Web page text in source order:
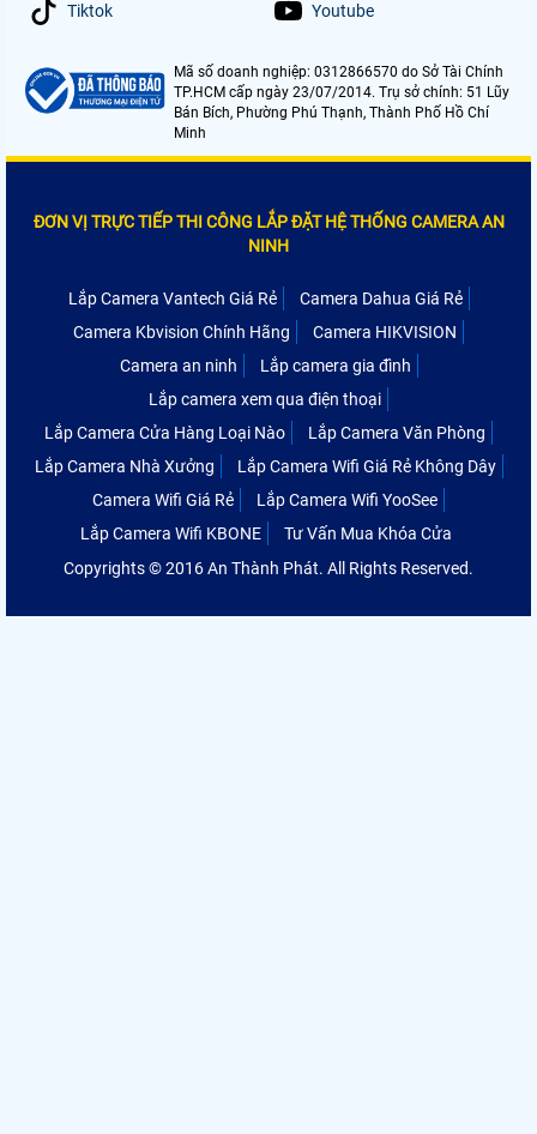
Tiktok Youtube
Mã số doanh nghiệp: 0312866570 do Sở Tài Chính
TP.HCM cấp ngày 23/07/2014. Trụ sở chính: 51 Lũy
Bán Bích, Phường Phú Thạnh, Thành Phố Hồ Chí
Minh
ĐƠN VỊ TRỰC TIẾP THI CÔNG LẮP ĐẶT HỆ THỐNG CAMERA AN
NINH
Lắp Camera Vantech Giá Rẻ
Camera Dahua Giá Rẻ
Camera Kbvision Chính Hãng
Camera HIKVISION
Camera an ninh
Lắp camera gia đình
Lắp camera xem qua điện thoại
Lắp Camera Cửa Hàng Loại Nào
Lắp Camera Văn Phòng
Lắp Camera Nhà Xưởng
Lắp Camera Wifi Giá Rẻ Không Dây
Camera Wifi Giá Rẻ
Lắp Camera Wifi YooSee
Lắp Camera Wifi KBONE
Tư Vấn Mua Khóa Cửa
Copyrights © 2016 An Thành Phát. All Rights Reserved.